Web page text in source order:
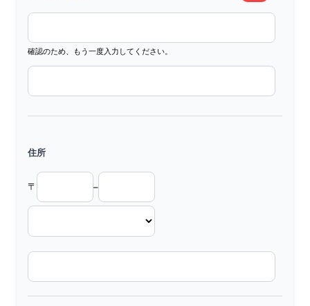
確認のため、もう一度入力してください。
住所
〒 –